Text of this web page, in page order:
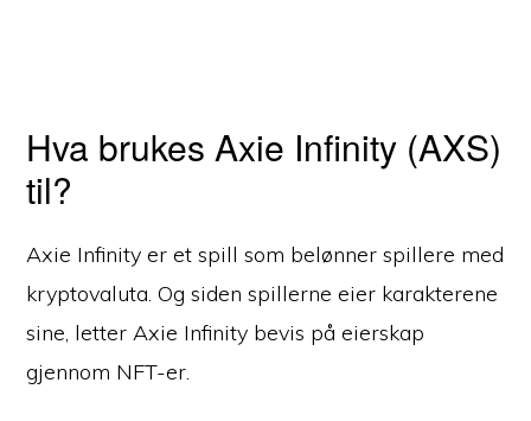
Hva brukes Axie Infinity (AXS)
til?
Axie Infinity er et spill som belønner spillere med
kryptovaluta. Og siden spillerne eier karakterene
sine, letter Axie Infinity bevis på eierskap
gjennom NFT-er.